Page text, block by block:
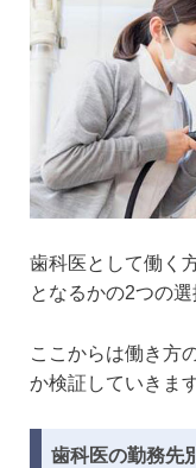
歯科医として働く
となるかの2つの選
ここからは働き方
か検証していきます
歯科医の勤務先